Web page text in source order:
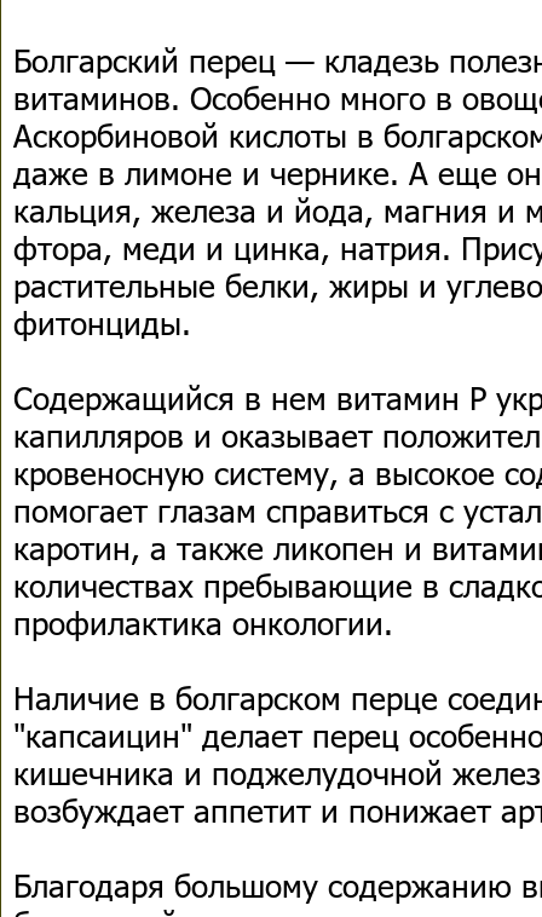
Болгарский перец — кладезь
витаминов. Особенно много в
Аскорбиновой кислоты в
даже в лимоне и чернике. А еще
кальция, железа и йода, магния и
фтора, меди и цинка, натрия.
растительные белки, жиры и
фитонциды.
Содержащийся в нем витамин Р
капилляров и оказывает
кровеносную систему, а высокое
помогает глазам справиться с
каротин, а также ликопен и
количествах пребывающие в
профилактика онкологии.
Наличие в болгарском перце
"капсаицин" делает перец
кишечника и поджелудочной
возбуждает аппетит и понижает
Благодаря большому содержанию